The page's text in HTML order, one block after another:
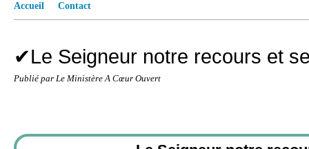
Accueil Contact
✔Le Seigneur notre recours et
Publié par Le Ministère A Cœur Ouvert